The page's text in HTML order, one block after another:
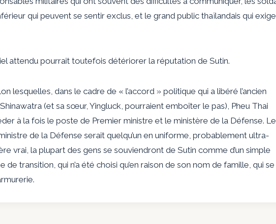
qui peuvent se sentir exclus, et le grand public thaïlandais qui exige
attendu pourrait toutefois détériorer la réputation de Sutin.
lesquelles, dans le cadre de « l’accord » politique qui a libéré l’ancien
(et sa sœur, Yingluck, pourraient emboîter le pas), Pheu Thai
à la fois le poste de Premier ministre et le ministère de la Défense. Le
de la Défense serait quelqu’un en uniforme, probablement ultra-
vrai, la plupart des gens se souviendront de Sutin comme d’un simple
de transition, qui n’a été choisi qu’en raison de son nom de famille, qui se